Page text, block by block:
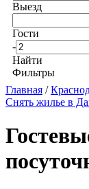
Выезд
Гости
-
Найти
Фильтры
Главная /
Снять жилье в